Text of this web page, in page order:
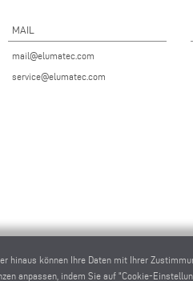
MAIL
mail@elumatec.com
service@elumatec.com
hinaus können Ihre Daten mit Ihrer
anpassen, indem Sie auf "Cookie-